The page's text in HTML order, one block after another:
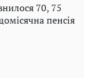
70, 75
пенсія